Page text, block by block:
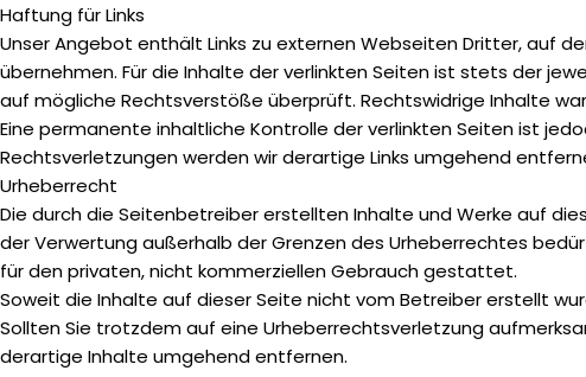
Haftung für Links
Unser Angebot enthält Links zu externen Webseiten Dritter, auf
übernehmen. Für die Inhalte der verlinkten Seiten ist stets der
auf mögliche Rechtsverstöße überprüft. Rechtswidrige Inhalte
Eine permanente inhaltliche Kontrolle der verlinkten Seiten ist
Rechtsverletzungen werden wir derartige Links umgehend
Urheberrecht
Die durch die Seitenbetreiber erstellten Inhalte und Werke auf
der Verwertung außerhalb der Grenzen des Urheberrechtes
für den privaten, nicht kommerziellen Gebrauch gestattet.
Soweit die Inhalte auf dieser Seite nicht vom Betreiber erstellt
Sollten Sie trotzdem auf eine Urheberrechtsverletzung
derartige Inhalte umgehend entfernen.